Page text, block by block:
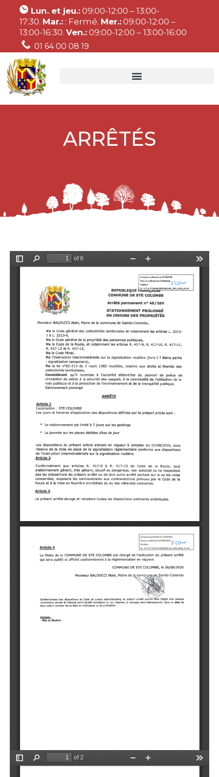
Lun. et jeu.: 09:00-12:00 – 13:00-
17:30. Mar.: : Fermé. Mer.: 09:00-12:00 –
13:00-16:30. Ven.: 09:00-12:00 – 13:00-16:00
01 64 00 08 19
ARRÊTÉS